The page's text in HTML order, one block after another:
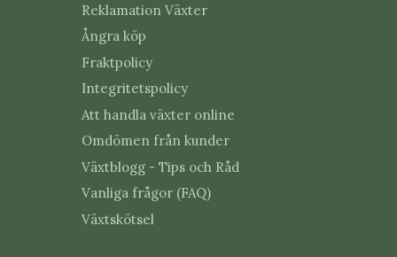
Reklamation Växter
Ångra köp
Fraktpolicy
Integritetspolicy
Att handla växter online
Omdömen från kunder
Växtblogg - Tips och Råd
Vanliga frågor (FAQ)
Växtskötsel